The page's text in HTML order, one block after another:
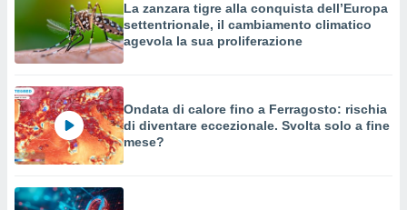
La zanzara tigre alla conquista dell’Europa
settentrionale, il cambiamento climatico
agevola la sua proliferazione
Ondata di calore fino a Ferragosto: rischia
di diventare eccezionale. Svolta solo a fine
mese?